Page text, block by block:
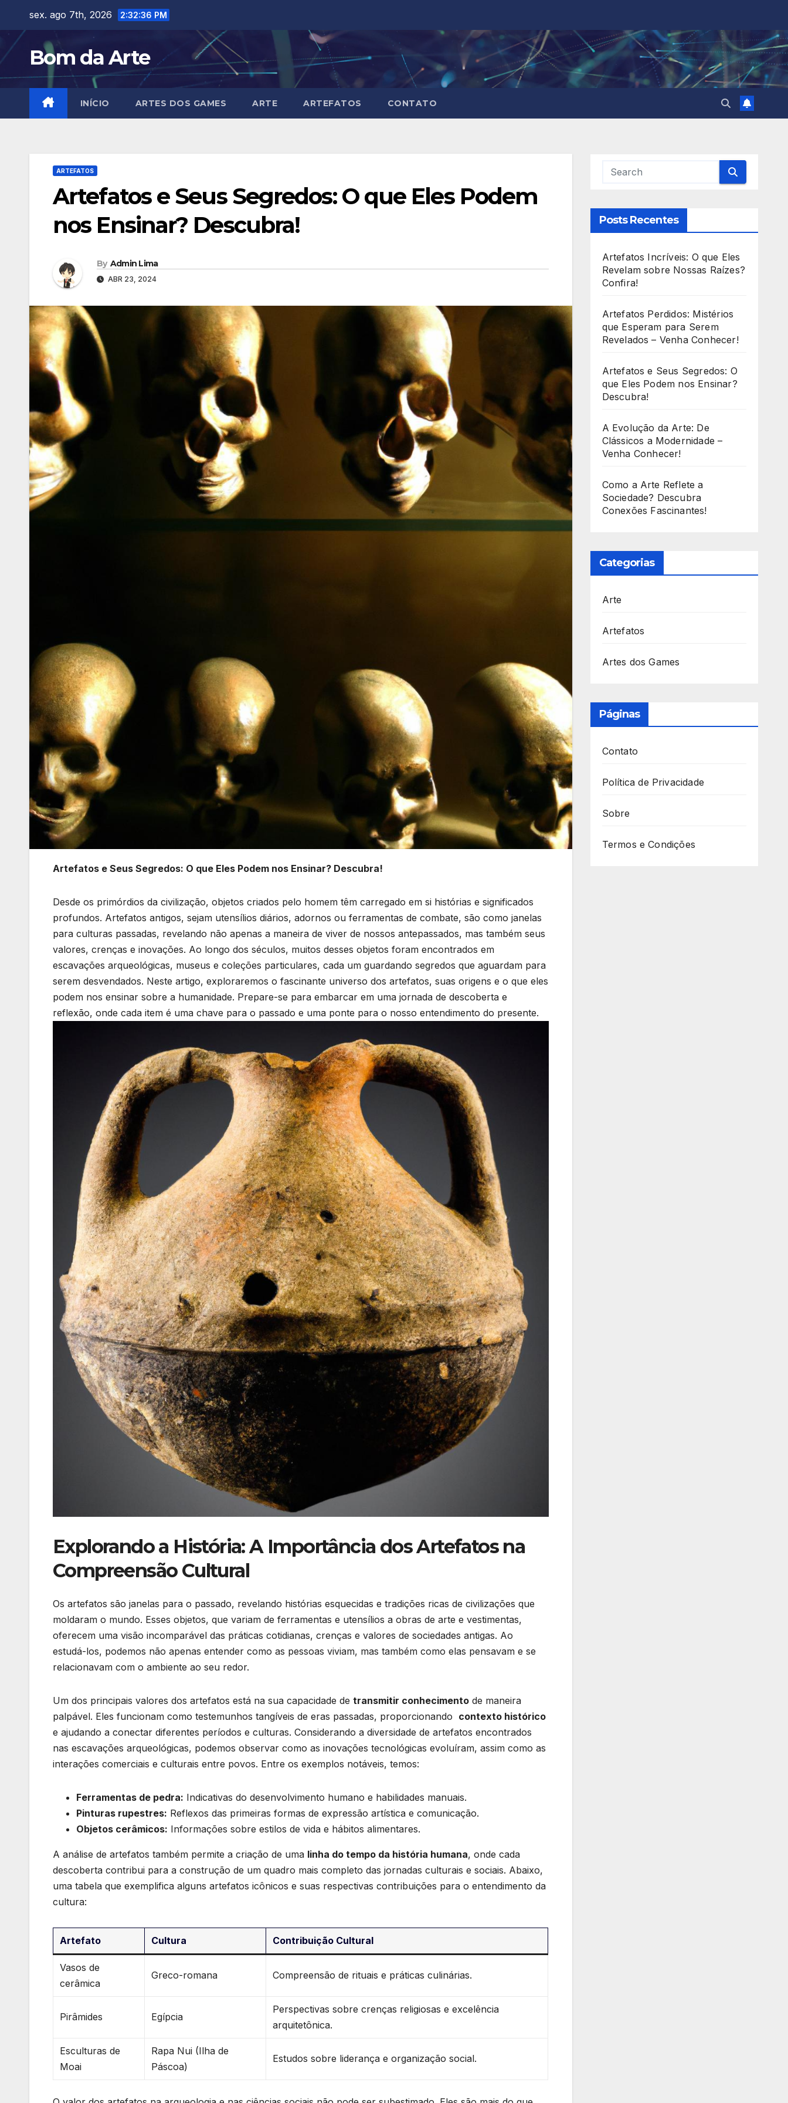
content
sex. ago 7th, 2026 2:32:37 PM
Bom da Arte
INÍCIO ARTES DOS GAMES ARTE ARTEFATOS CONTATO
ARTEFATOS
Artefatos e Seus Segredos: O que Eles Podem
nos Ensinar? Descubra!
By Admin Lima
ABR 23, 2024
Artefatos⁢ e ⁢Seus Segredos: ‍O⁤ que Eles Podem nos Ensinar? Descubra!
Desde os primórdios da civilização, objetos ​criados pelo homem têm carregado em si histórias e significados
profundos. Artefatos antigos, sejam utensílios diários, adornos ou ferramentas ‍de combate, são‌ como janelas‌
para culturas passadas, revelando não apenas a maneira ⁢de ​viver de nossos antepassados, mas também seus
⁢valores, ‌crenças e inovações. Ao longo ‍dos séculos, muitos desses objetos foram encontrados em
escavações arqueológicas, museus‌ e coleções particulares, cada um guardando segredos que aguardam para
serem desvendados. Neste artigo, exploraremos o fascinante universo dos artefatos, suas origens e‌ o ⁢que eles
⁤podem nos⁣ ensinar sobre a humanidade. Prepare-se para embarcar em uma jornada ⁤de descoberta e
reflexão, onde cada item é uma⁤ chave para o passado e uma ponte para o nosso​ entendimento ⁣do presente.
Explorando a ‌História: A Importância dos Artefatos na
Compreensão Cultural
Os artefatos são janelas para o passado, revelando‌ histórias esquecidas e tradições ricas​ de civilizações que
moldaram ‌o mundo. Esses objetos, que variam de ferramentas e ‌utensílios a obras de arte e vestimentas,
oferecem ⁤uma visão incomparável das práticas cotidianas, crenças e valores de sociedades antigas. Ao
estudá-los, podemos⁤ não apenas entender como as pessoas viviam, mas também⁢ como elas⁤ pensavam e se
relacionavam com o ambiente ao seu ‍redor.
Um dos principais ⁢valores dos artefatos ⁤está na sua capacidade de transmitir conhecimento de maneira
palpável. Eles ‍funcionam como testemunhos tangíveis ‌de eras passadas, proporcionando ‍ contexto histórico
‌e ajudando a conectar diferentes períodos e culturas. Considerando‍ a diversidade de artefatos encontrados
nas escavações arqueológicas, ⁣podemos​ observar como ​as inovações tecnológicas evoluíram, assim como as
interações comerciais e culturais entre povos. Entre os exemplos notáveis, temos:
Ferramentas de pedra: Indicativas do desenvolvimento humano e habilidades manuais.
Pinturas rupestres: Reflexos das primeiras formas de expressão artística e comunicação.
Objetos cerâmicos: Informações sobre​ estilos de‌ vida e⁢ hábitos‌ alimentares.
A análise de artefatos também permite a criação de uma linha do tempo da história humana, onde cada
descoberta ⁣contribui para ​a construção de um quadro mais completo das‍ jornadas culturais ​e sociais.⁣ Abaixo,
uma tabela que exemplifica alguns artefatos icônicos e suas respectivas contribuições para o entendimento da
cultura:
Artefato Cultura Contribuição Cultural
Vasos de
cerâmica
Greco-romana Compreensão de‍ rituais e práticas culinárias.
Pirâmides Egípcia
Perspectivas sobre crenças religiosas e excelência
arquitetônica.
Esculturas de
Moai
Rapa Nui (Ilha‌ de
Páscoa)
Estudos sobre liderança e organização social.
Posts Recentes
Artefatos Incríveis: O que Eles
Revelam sobre Nossas Raízes?
Confira!
Artefatos Perdidos: Mistérios
que Esperam para Serem
Revelados – Venha Conhecer!
Artefatos e Seus Segredos: O
que Eles Podem nos Ensinar?
Descubra!
A Evolução da Arte: De
Clássicos a Modernidade –
Venha Conhecer!
Como a Arte Reflete a
Sociedade? Descubra
Conexões Fascinantes!
Categorias
Arte
Artefatos
Artes dos Games
Páginas
Contato
Política de Privacidade
Sobre
Termos e Condições